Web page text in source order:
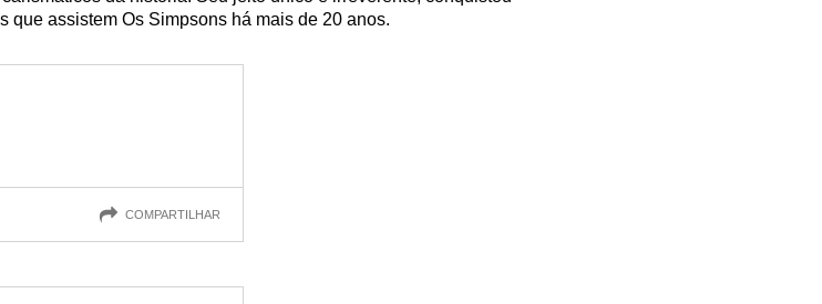
que assistem Os Simpsons há mais de 20 anos.
COMPARTILHAR